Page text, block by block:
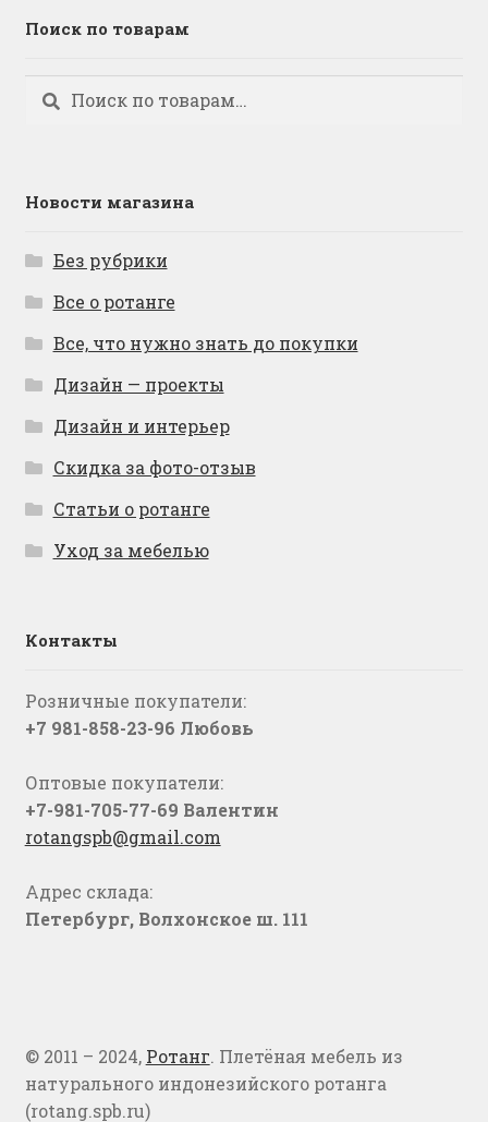
Поиск по товарам
Искать:
Поиск
Новости магазина
Без рубрики
Все о ротанге
Все, что нужно знать до покупки
Дизайн — проекты
Дизайн и интерьер
Скидка за фото-отзыв
Статьи о ротанге
Уход за мебелью
Контакты
Розничные покупатели:
+7 981-858-23-96 Любовь
Оптовые покупатели:
+7-981-705-77-69 Валентин
rotangspb@gmail.com
Адрес склада:
Петербург, Волхонское ш. 111
© 2011 – 2024, Ротанг. Плетёная мебель из
натурального индонезийского ротанга
(rotang.spb.ru)